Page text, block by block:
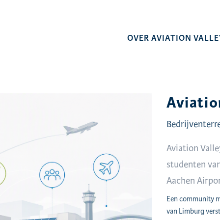
OVER AVIATION
Aviation
studenten
Aachen
Een community
van Limburg